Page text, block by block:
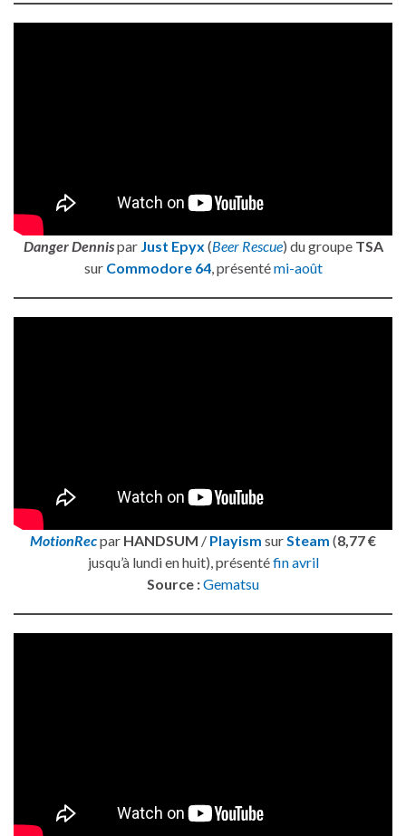
Danger Dennispar Just Epyx (Beer Rescue) du groupe TSA
sur Commodore 64, présentémi-août
MotionRecpar HANDSUM / Playism surSteam (8,77 €
jusqu’à lundi en huit), présentéfin avril
Source :Gematsu